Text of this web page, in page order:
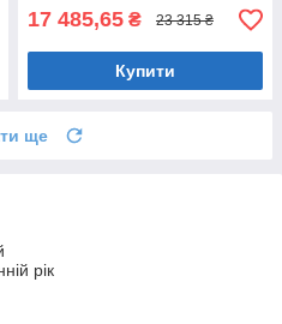
17 485,65 ₴ 23 315 ₴
Купити
ще
рік